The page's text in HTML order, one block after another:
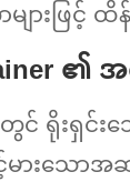
ားဖြင့် ထိန်
၏ အ
င် ရိုးရှ
မားသော